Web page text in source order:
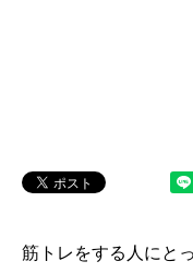
筋トレをする人にと